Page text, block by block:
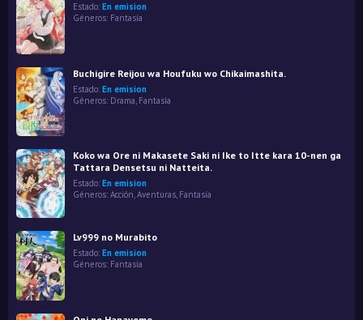
Estado: En emision
Géneros: Fantasía
Buchigire Reijou wa Houfuku wo Chikaimashita.
Estado: En emision
Géneros: Drama Fantasía
Koko wa Ore ni Makasete Saki ni Ike to Itte kara 10-nen ga
Tattara Densetsu ni Natteita.
Estado: En emision
Géneros: Acción,Aventuras, Fantasía
Lv999 no Murabito
Estado: En emision
Géneros: Fantasía